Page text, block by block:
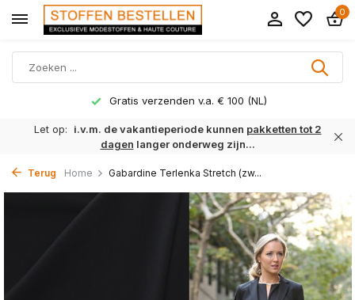
0
Gratis verzenden v.a. € 100 (NL)
Let op: i.v.m. de vakantieperiode kunnen pakketten tot 2
dagen langer onderweg zijn...
Terug Home Gabardine Terlenka Stretch (zw...